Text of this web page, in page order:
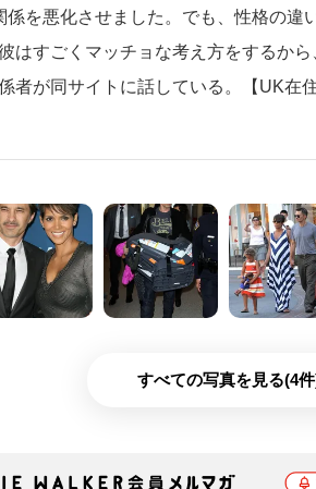
係を悪化させました。でも、性格の違
はすごくマッチョな考え方をするか
者が同サイトに話している。【UK在
すべての写真を見る(4